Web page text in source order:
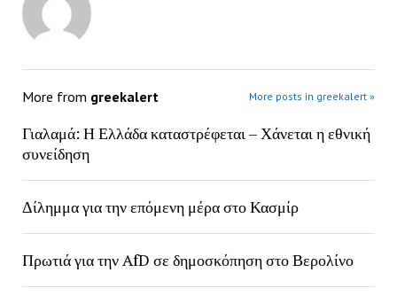
More from greekalert More posts in greekalert »
Γιαλαμά: Η Ελλάδα καταστρέφεται – Χάνεται η εθνική
συνείδηση
Δίλημμα για την επόμενη μέρα στο Κασμίρ
Πρωτιά για την AfD σε δημοσκόπηση στο Βερολίνο